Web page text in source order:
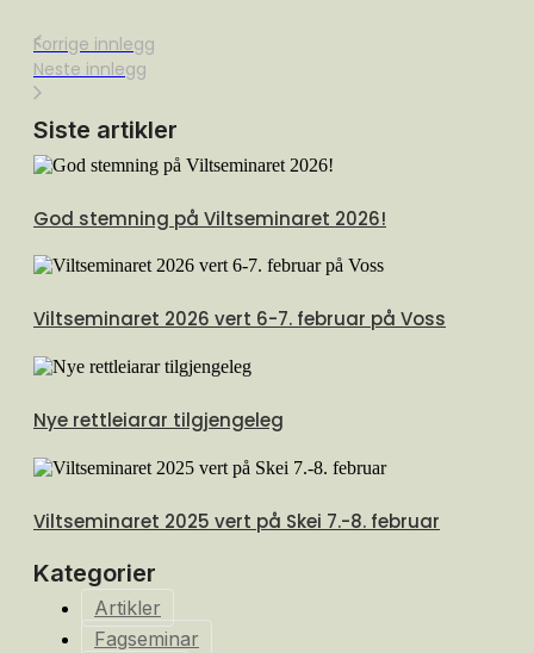
Forrige innlegg
Neste innlegg
Siste artikler
God stemning på Viltseminaret 2026!
Viltseminaret 2026 vert 6-7. februar på Voss
Nye rettleiarar tilgjengeleg
Viltseminaret 2025 vert på Skei 7.-8. februar
Kategorier
Artikler
Fagseminar